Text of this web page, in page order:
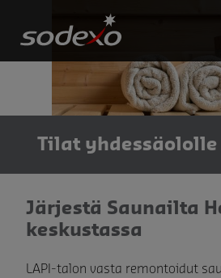
Tilat
Järjestä Saunailta
keskustassa
LAPI-talon vasta remontoidut